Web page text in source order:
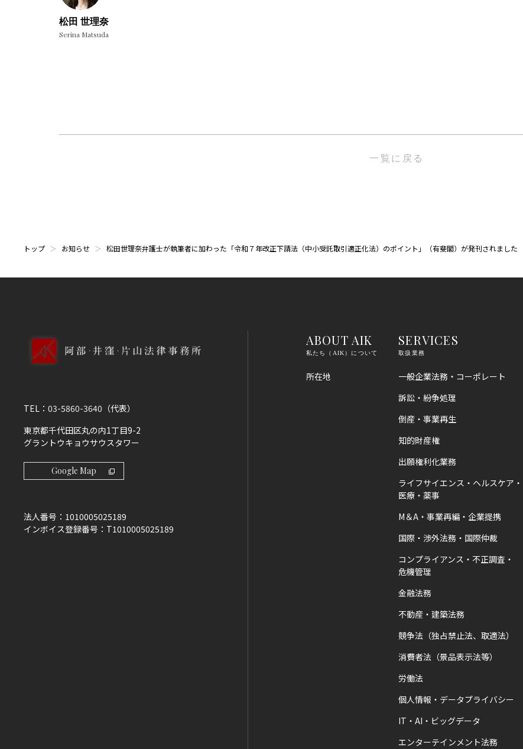
松田 世理奈
Serina Matsuda
一覧に戻る
トップ お知らせ 松田世理奈弁護士が執筆者に加わった「令和７年改正下請法（中小受託取引適正化法）のポイント」（有斐閣）が発刊されました
TEL： 03-5860-3640 （代表）
東京都千代田区丸の内1丁目9-2
グラントウキョウサウスタワー
Google Map
法人番号： 1010005025189
インボイス登録番号： T1010005025189
ABOUT AIK
私たち（AIK）について
所在地
SERVICES
取扱業務
一般企業法務・コーポレート
訴訟・紛争処理
倒産・事業再生
知的財産権
出願権利化業務
ライフサイエンス・ヘルスケア・
医療・薬事
M＆A・事業再編・企業提携
国際・渉外法務・国際仲裁
コンプライアンス・不正調査・
危機管理
金融法務
不動産・建築法務
競争法（独占禁止法、取適法）
消費者法（景品表示法等）
労働法
個人情報・データプライバシー
IT・AI・ビッグデータ
エンターテインメント法務